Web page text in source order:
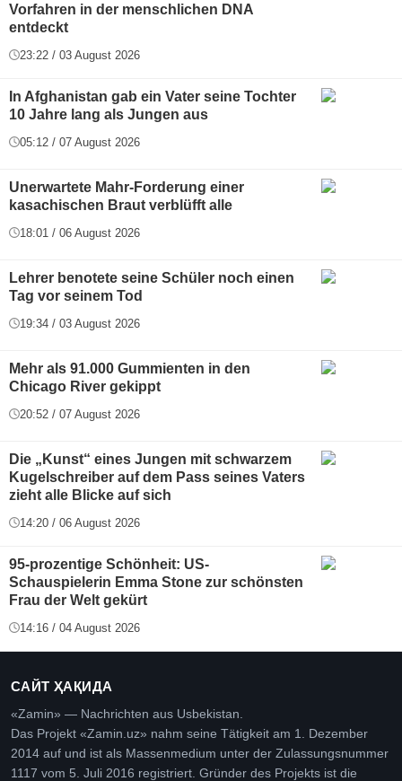
Vorfahren in der menschlichen DNA
entdeckt
23:22 / 03 August 2026
In Afghanistan gab ein Vater seine Tochter
10 Jahre lang als Jungen aus
05:12 / 07 August 2026
Unerwartete Mahr-Forderung einer
kasachischen Braut verblüfft alle
18:01 / 06 August 2026
Lehrer benotete seine Schüler noch einen
Tag vor seinem Tod
19:34 / 03 August 2026
Mehr als 91.000 Gummienten in den
Chicago River gekippt
20:52 / 07 August 2026
Die „Kunst“ eines Jungen mit schwarzem
Kugelschreiber auf dem Pass seines Vaters
zieht alle Blicke auf sich
14:20 / 06 August 2026
95-prozentige Schönheit: US-
Schauspielerin Emma Stone zur schönsten
Frau der Welt gekürt
14:16 / 04 August 2026
САЙТ ҲАҚИДА
«Zamin» — Nachrichten aus Usbekistan.
Das Projekt «Zamin.uz» nahm seine Tätigkeit am 1. Dezember
2014 auf und ist als Massenmedium unter der Zulassungsnummer
1117 vom 5. Juli 2016 registriert. Gründer des Projekts ist die